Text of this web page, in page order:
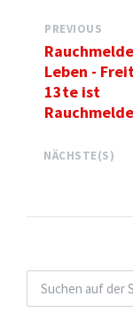
PREVIOUS
Leben -
13te ist
NÄCHSTE(S)